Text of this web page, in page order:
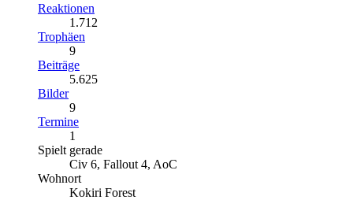
Reaktionen
1.712
Trophäen
9
Beiträge
5.625
Bilder
9
Termine
1
Spielt gerade
Civ 6, Fallout 4, AoC
Wohnort
Kokiri Forest